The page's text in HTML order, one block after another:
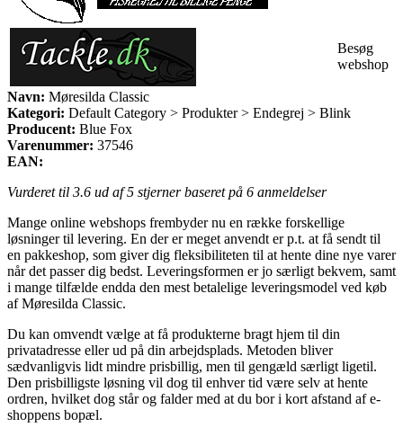
Besøg
webshop
Navn: Møresilda Classic
Kategori: Default Category > Produkter > Endegrej > Blink
Producent: Blue Fox
Varenummer: 37546
EAN:
Vurderet til 3.6 ud af 5 stjerner baseret på 6 anmeldelser
Mange online webshops frembyder nu en række forskellige
løsninger til levering. En der er meget anvendt er p.t. at få sendt til
en pakkeshop, som giver dig fleksibiliteten til at hente dine nye varer
når det passer dig bedst. Leveringsformen er jo særligt bekvem, samt
i mange tilfælde endda den mest betalelige leveringsmodel ved køb
af Møresilda Classic.
Du kan omvendt vælge at få produkterne bragt hjem til din
privatadresse eller ud på din arbejdsplads. Metoden bliver
sædvanligvis lidt mindre prisbillig, men til gengæld særligt ligetil.
Den prisbilligste løsning vil dog til enhver tid være selv at hente
ordren, hvilket dog står og falder med at du bor i kort afstand af e-
shoppens bopæl.